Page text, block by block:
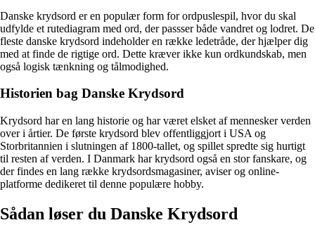
Danske krydsord er en populær form for ordpuslespil, hvor du skal
udfylde et rutediagram med ord, der passser både vandret og lodret. De
fleste danske krydsord indeholder en række ledetråde, der hjælper dig
med at finde de rigtige ord. Dette kræver ikke kun ordkundskab, men
også logisk tænkning og tålmodighed.
Historien bag Danske Krydsord
Krydsord har en lang historie og har været elsket af mennesker verden
over i årtier. De første krydsord blev offentliggjort i USA og
Storbritannien i slutningen af 1800-tallet, og spillet spredte sig hurtigt
til resten af verden. I Danmark har krydsord også en stor fanskare, og
der findes en lang række krydsordsmagasiner, aviser og online-
platforme dedikeret til denne populære hobby.
Sådan løser du Danske Krydsord